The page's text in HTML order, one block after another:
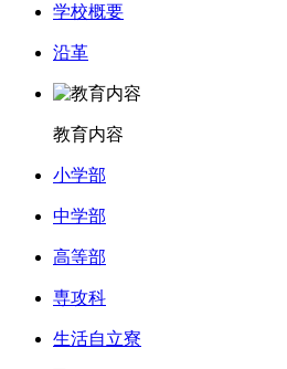
学校概要
沿革
教育内容
小学部
中学部
高等部
専攻科
生活自立寮